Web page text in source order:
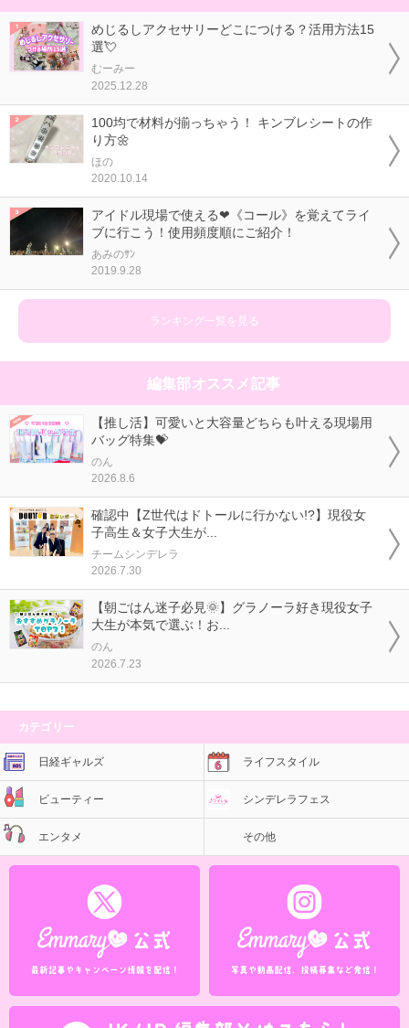
めじるしアクセサリーどこにつける？活用方法15
選💘
むーみー
2025.12.28
100均で材料が揃っちゃう！ キンブレシートの作
り方🌼
ほの
2020.10.14
アイドル現場で使える❤《コール》を覚えてライ
ブに行こう！使用頻度順にご紹介！
あみのｻﾝ
2019.9.28
ランキング一覧を見る
編集部オススメ記事
【推し活】可愛いと大容量どちらも叶える現場用
バッグ特集💝
のん
2026.8.6
確認中【Z世代はドトールに行かない!?】現役女
子高生＆女子大生が...
チームシンデレラ
2026.7.30
【朝ごはん迷子必見🌞】グラノーラ好き現役女子
大生が本気で選ぶ！お...
のん
2026.7.23
カテゴリー
日経ギャルズ ライフスタイル
ビューティー シンデレラフェス
エンタメ その他